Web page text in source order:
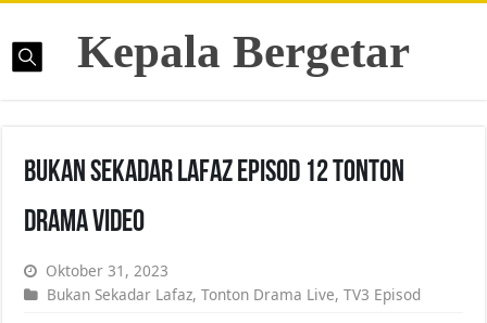
Kepala Bergetar
Bukan Sekadar Lafaz Episod 12 Tonton
Drama Video
Oktober 31, 2023
Bukan Sekadar Lafaz,Tonton Drama Live,TV3 Episod